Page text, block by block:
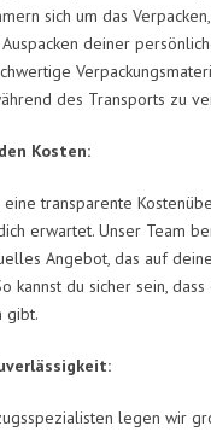
sich um das
deiner
des Transports zu
Kosten:
transparente
erwartet. Unser Team
Angebot, das auf
kannst du sicher sein, dass
gibt.
legen wir